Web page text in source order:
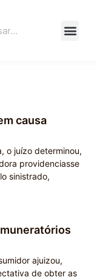
causa
o juízo determinou,
providenciasse
sinistrado,
ajuizou,
de obter as